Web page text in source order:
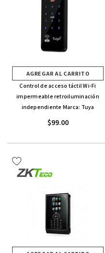
AGREGAR AL CARRITO
Control de acceso táctil Wi-Fi
impermeable retroiluminación
independiente Marca: Tuya
$99.00